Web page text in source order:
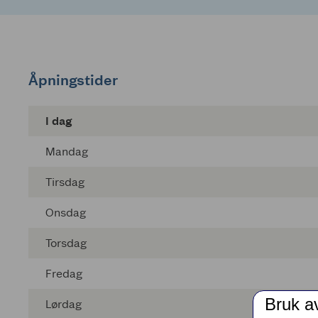
Åpningstider
I dag
Mandag
Tirsdag
Onsdag
Torsdag
Fredag
Lørdag Bruk